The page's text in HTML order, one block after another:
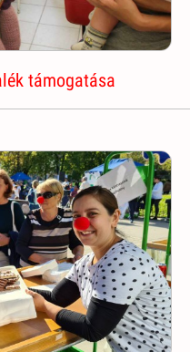
támogatása